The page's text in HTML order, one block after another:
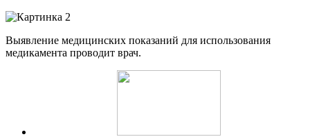
Выявление медицинских показаний для использования
медикамента проводит врач.